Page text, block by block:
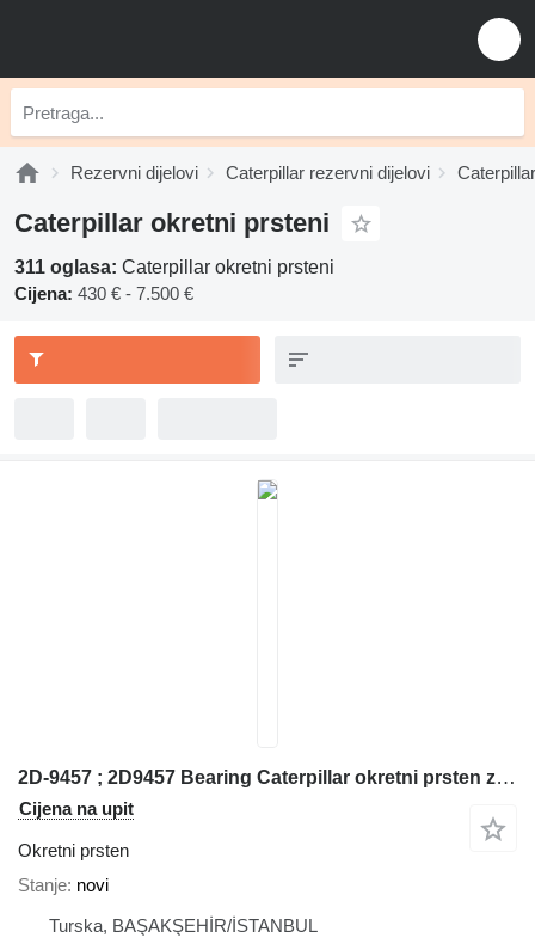
Rezervni dijelovi Caterpillar rezervni dijelovi
Caterpillar okretni prsteni
311 oglasa: Caterpillar okretni prsteni
Cijena: 430 € - 7.500 €
2D-9457 ; 2D9457 Bearing Caterpillar okretni prsten za Caterpillar građevinskog stroja
Cijena na upit
Okretni prsten
Stanje novi
Turska, BAŞAKŞEHİR/İSTANBUL